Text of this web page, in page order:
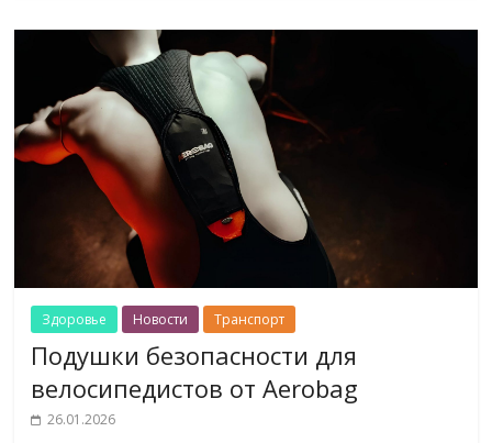
Здоровье Новости Транспорт
Подушки безопасности для
велосипедистов от Aerobag
26.01.2026